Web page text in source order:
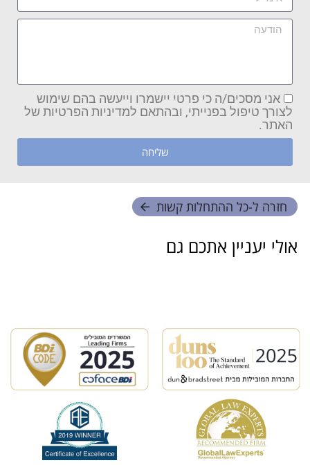
אני מסכים/ה כי פרטי יישמרו וייעשה בהם שימוש
לצורך טיפול בפנייתי, ובהתאם למדיניות הפרטיות של
האתר.
שליחה
חזרה ל-כל ההתחלות קשות
אולי יעניין אתכם גם